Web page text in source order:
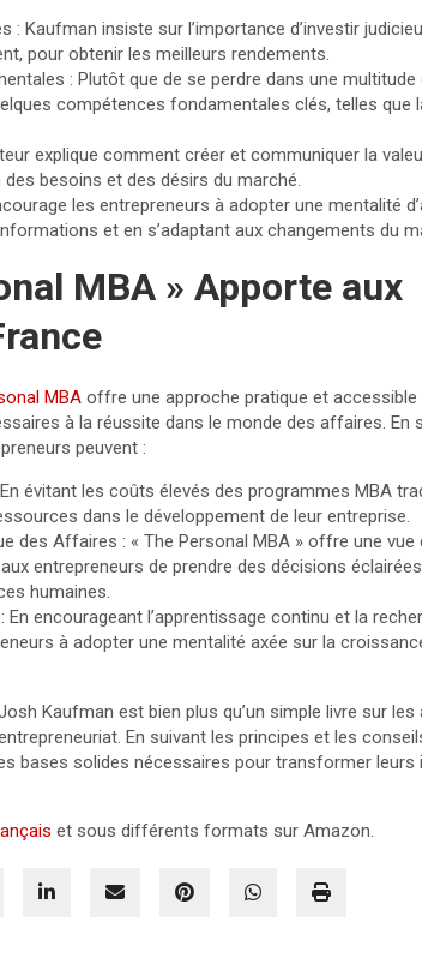
: Kaufman insiste sur l’importance d’investir
pour obtenir les meilleurs rendements.
: Plutôt que de se perdre dans une
compétences fondamentales clés, telles que
explique comment créer et communiquer la
besoins et des désirs du marché.
les entrepreneurs à adopter une mentalité
et en s’adaptant aux changements du
MBA » Apporte aux
MBA offre une approche pratique et
à la réussite dans le monde des affaires. En
peuvent :
évitant les coûts élevés des programmes MBA
dans le développement de leur entreprise.
des Affaires : « The Personal MBA » offre une vue
entrepreneurs de prendre des décisions
humaines.
En encourageant l’apprentissage continu et la
à adopter une mentalité axée sur la
Kaufman est bien plus qu’un simple livre sur
En suivant les principes et les
bases solides nécessaires pour transformer leurs
et sous différents formats sur Amazon.